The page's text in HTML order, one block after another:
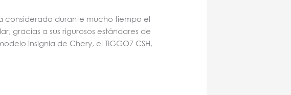
considerado durante mucho tiempo el
gracias a sus rigurosos estándares de
insignia de Chery, el TIGGO7 CSH,